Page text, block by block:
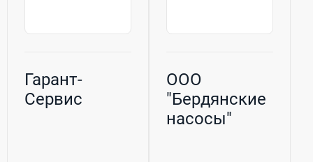
Гарант-
Сервис
ООО
"Бердянские
насосы"